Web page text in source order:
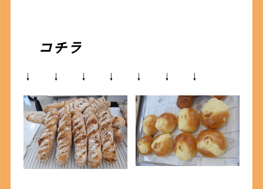
コチラ
↓ ↓ ↓ ↓ ↓ ↓ ↓